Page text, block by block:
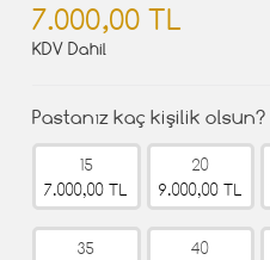
7.000,00 TL
KDV Dahil
Pastanız kaç kişilik olsun?
15
7.000,00 TL
20
9.000,00 TL
35
40